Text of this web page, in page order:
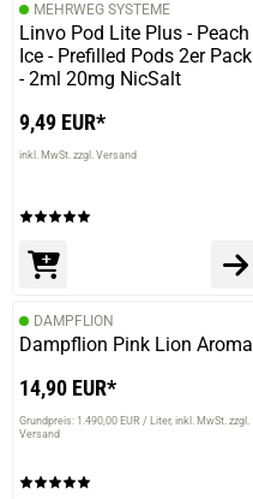
MEHRWEG SYSTEME
Linvo Pod Lite Plus - Peach
Ice - Prefilled Pods 2er Pack
- 2ml 20mg NicSalt
9,49 EUR*
inkl. MwSt. zzgl. Versand
DAMPFLION
Dampflion Pink Lion Aroma
14,90 EUR*
Grundpreis: 1.490,00 EUR / Liter inkl. MwSt. zzgl.
Versand